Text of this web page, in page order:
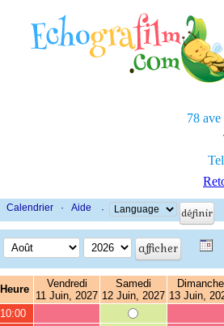
78 ave
Calendrier · Aide ·
Heure
Vendredi
11 Juin, 2027
Samedi
12 Juin, 2027
Dimanche
13 Juin,
10:00